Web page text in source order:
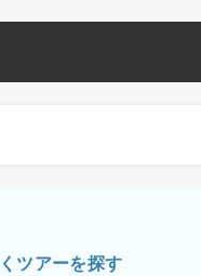
ツアーを探す